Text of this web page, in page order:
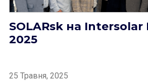
SOLARsk на Intersolar
2025
25 Травня, 2025